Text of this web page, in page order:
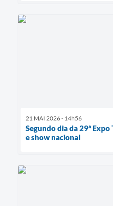
21 MAI 2026 - 14h56
Segundo dia da 29ª
e show nacional